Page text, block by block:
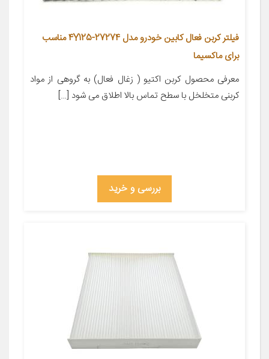
فیلتر کربن فعال کابین خودرو مدل 27274-4Y125 مناسب
برای ماکسیما
معرفی محصول کربن اکتیو ( زغال فعال) به گروهی از مواد
کربنی متخلخل با سطح تماس بالا اطلاق می شود […]
بررسی و خرید